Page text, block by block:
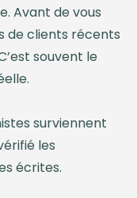
Avant de vous
de clients récents
souvent le
surviennent
les
écrites.